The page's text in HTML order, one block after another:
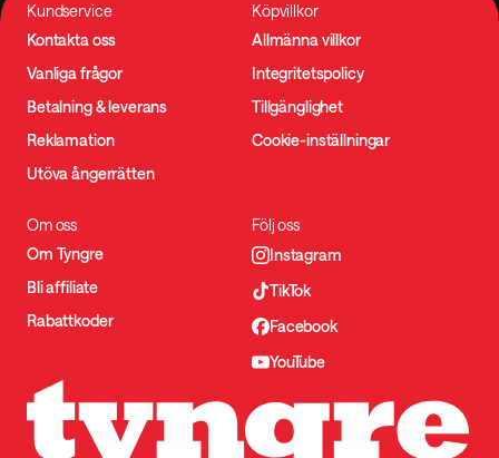
Kundservice
Kontakta oss
Vanliga frågor
Betalning & leverans
Reklamation
Utöva ångerrätten
Köpvillkor
Allmänna villkor
Integritetspolicy
Tillgänglighet
Cookie-inställningar
Om oss
Om Tyngre
Bli affiliate
Rabattkoder
Följ oss
Instagram
TikTok
Facebook
YouTube